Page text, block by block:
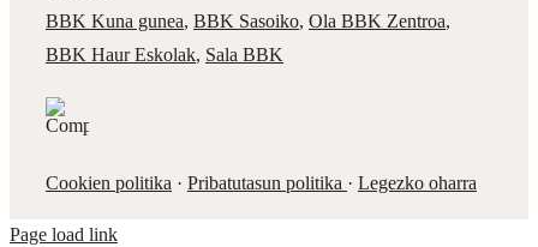
BBK Kuna gunea, BBK Sasoiko, Ola BBK Zentroa,
BBK Haur Eskolak, Sala BBK
Cookien politika · Pribatutasun politika · Legezko oharra
Page load link